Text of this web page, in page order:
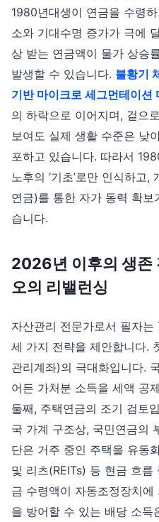
1980년대생이 연금을 수령
소와 기대수명 증가가 극에
상 받는 연금액이 물가 상승
발생할 수 있습니다. 불황기
기반 마이크로 세그먼테이션
의 하락으로 이어지며, 겉으
보여도 실제 생활 수준은 낮
포하고 있습니다. 따라서
노후의 ‘기초’로만 인식하고,
연금)를 통한 자가 동력 확
습니다.
2026년 이후의 생존
오의 리밸런싱
자산관리 전문가로서 필자
세 가지 전략을 제안합니다.
관리계좌)의 극대화입니다.
어든 가처분 소득을 세액 공
둘째, 주택연금의 조기 검토
국 가계 구조상, 국민연금의
단은 거주 중인 주택을 유동
및 리츠(REITs) 등 현금 흐
금 수령액이 자동조정장치
을 방어할 수 있는 배당 소득